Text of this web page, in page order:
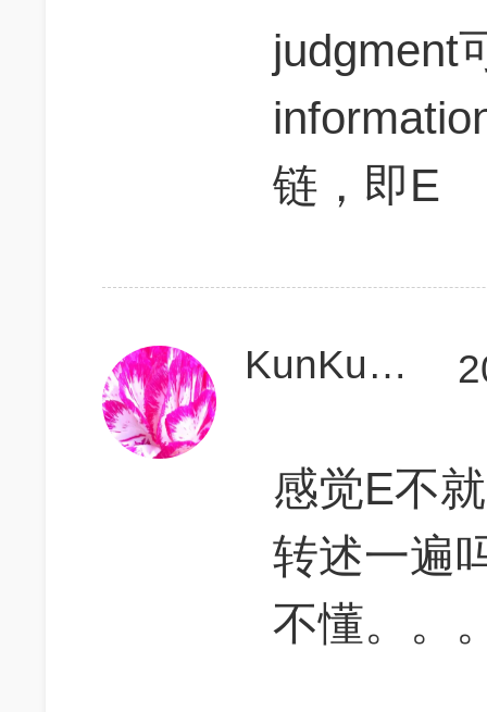
judgment
链，即E
KunKun你最棒
感觉E不
转述一遍
不懂。。